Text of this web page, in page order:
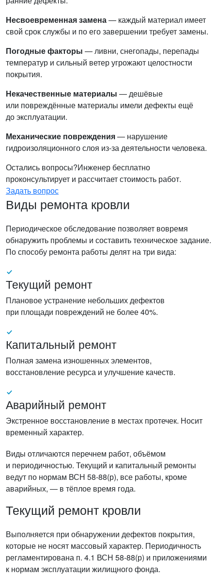
Несвоевременная замена— каждый материал имеет
свой срок службы и по его завершении требует замены.
Погодные факторы — ливни, снегопады, перепады
температур и сильный ветер угрожают целостности
покрытия.
Некачественные материалы — дешёвые
или повреждённые материалы имели дефекты ещё
до эксплуатации.
Механические повреждения— нарушение
гидроизоляционного слоя из-за деятельности человека.
Остались вопросы?Инженер бесплатно
проконсультирует и рассчитает стоимость работ.
Задать вопрос
Виды ремонта кровли
Периодическое обследование позволяет вовремя
обнаружить проблемы и составить техническое задание.
По способу ремонта работы делят на три вида:
Текущий ремонт
Плановое устранение небольших дефектов
при площади повреждений не более 40%.
Капитальный ремонт
Полная замена изношенных элементов,
восстановление ресурса и улучшение качеств.
Аварийный ремонт
Экстренное восстановление в местах протечек. Носит
временный характер.
Виды отличаются перечнем работ, объёмом
и периодичностью. Текущий и капитальный ремонты
ведут по нормам ВСН 58-88(р), все работы, кроме
аварийных, — в тёплое время года.
Текущий ремонт кровли
Выполняется при обнаружении дефектов покрытия,
которые не носят массовый характер. Периодичность
регламентирована п. 4.1 ВСН 58-88(р) и приложениями
к нормам эксплуатации жилищного фонда.